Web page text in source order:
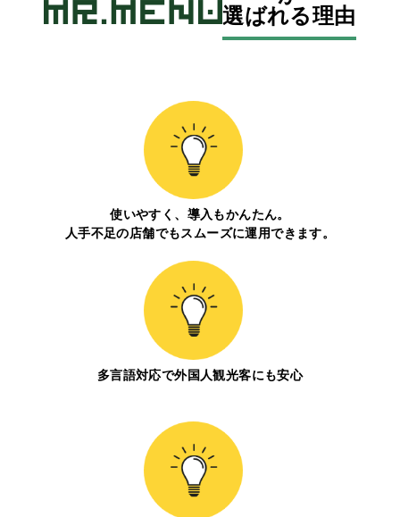
選ばれる理由
使いやすく、導入もかんたん。
人手不足の店舗でもスムーズに運用できます。
多言語対応で外国人観光客にも安心